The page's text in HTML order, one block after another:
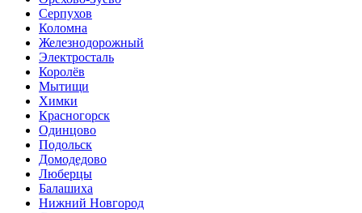
Серпухов
Коломна
Железнодорожный
Электросталь
Королёв
Мытищи
Химки
Красногорск
Одинцово
Подольск
Домодедово
Люберцы
Балашиха
Нижний Новгород